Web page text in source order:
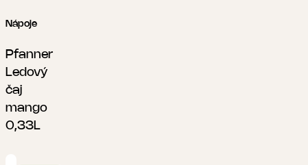
Nápoje
Pfanner
Ledový
čaj
mango
0,33L